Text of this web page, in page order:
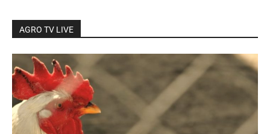
AGRO TV LIVE